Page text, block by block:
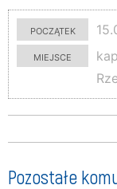
początek
miejsce
Pozostałe